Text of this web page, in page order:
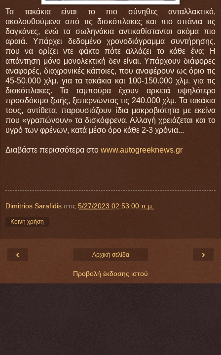
Τα τακάκια είναι το πιο σύνηθες ανταλλακτικό,
ακολουθούμενα από τις δισκόπλακες και πιο σπάνια τις
δαγκάνες, ενώ τα σωληνάκια αντικαθίστανται ακόμα πιο
αραιά. Υπάρχει δεδομένο χρονοδιάγραμμα συντήρησης,
που να ορίζει ντε φάκτο πότε αλλάζει το κάθε ένα; Η
απάντηση μόνο μονολεκτική δεν είναι. Υπάρχουν διάφορες
αναφορές, διαχρονικές κάποιες, που αναφέρουν ως όριο τις
45-50.000 χλμ. για τα τακάκια και 100-150.000 χλμ. για τις
δισκόπλακες. Τα ταμπούρα έχουν αρκετά υψηλότερο
προσδόκιμο ζωής, ξεπερνώντας τις 240.000 χλμ. Τα τακάκια
τους, αντίθετα, παρουσιάζουν ίδια μακροβιότητα με εκείνα
που «γραπώνουν» τα δισκόφρενα. Αλλαγή χρειάζεται και το
υγρό των φρένων, κατά μέσο όρο κάθε 2-3 χρόνια...
Διαβάστε περισσότερα στο www.autogreeknews.gr
Dimitrios Sarafidis στις 5/27/2023 02:53:00 π.μ.
Κοινή χρήση
‹ ›
Αρχική σελίδα
Προβολή έκδοσης ιστού